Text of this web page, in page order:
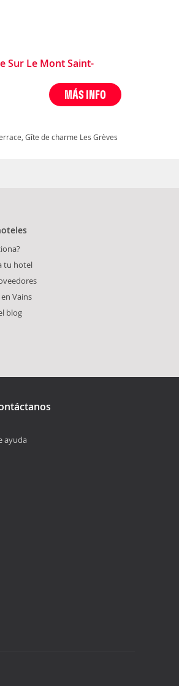
Sur Le Mont Saint-
MÁS INFO
Gîte de charme Les Grèves
tu hotel
Vains
blog
ayuda